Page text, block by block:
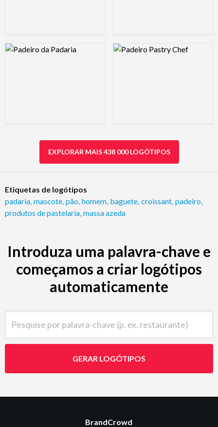
Logo Preview Image Logo Preview Image
EXPLORAR MAIS 438 000 LOGÓTIPOS
Etiquetas de logótipos
padaria mascote pão homem baguete croissant padeiro
produtos de pastelaria massa azeda
Introduza uma palavra-chave e
começamos a criar logótipos
automaticamente
GERAR LOGÓTIPOS
BrandCrowd